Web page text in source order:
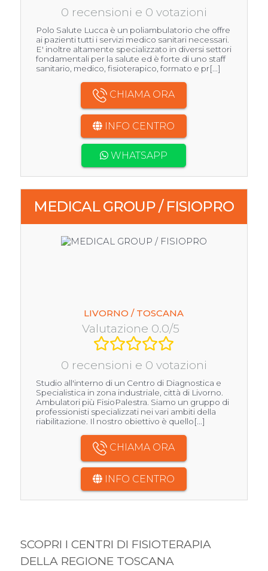
0 recensioni e 0 votazioni
Polo Salute Lucca è un poliambulatorio che offre
ai pazienti tutti i servizi medico sanitari necessari.
E' inoltre altamente specializzato in diversi settori
fondamentali per la salute ed è forte di uno staff
sanitario, medico, fisioterapico, formato e pr[...]
CHIAMA ORA
INFO CENTRO
WHATSAPP
MEDICAL GROUP / FISIOPRO
LIVORNO / TOSCANA
Valutazione 0.0/5
0 recensioni e 0 votazioni
Studio all'interno di un Centro di Diagnostica e
Specialistica in zona industriale, città di Livorno.
Ambulatori più FisioPalestra. Siamo un gruppo di
professionisti specializzati nei vari ambiti della
riabilitazione. Il nostro obiettivo è quello[...]
CHIAMA ORA
INFO CENTRO
SCOPRI I CENTRI DI FISIOTERAPIA
DELLA REGIONE TOSCANA